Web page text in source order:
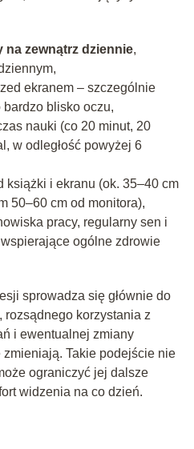
na zewnątrz dziennie,
ekranem – szczególnie
blisko oczu,
nauki (co 20 minut, 20
w odległość powyżej 6
książki i ekranu (ok. 35–40 cm
50–60 cm od monitora),
pracy, regularny sen i
ogólne zdrowie
sprowadza się głównie do
rozsądnego korzystania z
i ewentualnej zmiany
Takie podejście nie
ograniczyć jej dalsze
widzenia na co dzień.